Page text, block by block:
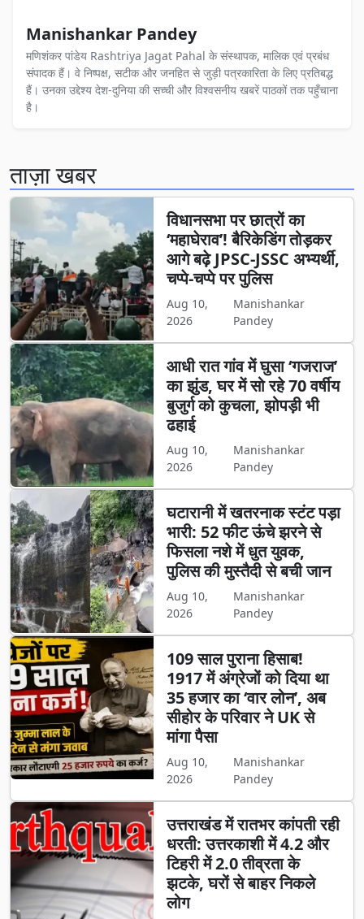
Manishankar Pandey
मणिशंकर पांडेय Rashtriya Jagat Pahal के संस्थापक, मालिक एवं प्रबंध
संपादक हैं। वे निष्पक्ष, सटीक और जनहित से जुड़ी पत्रकारिता के लिए प्रतिबद्ध
हैं। उनका उद्देश्य देश-दुनिया की सच्ची और विश्वसनीय खबरें पाठकों तक पहुँचाना
है।
ताज़ा खबर
विधानसभा पर छात्रों का
‘महाघेराव’! बैरिकेडिंग तोड़कर
आगे बढ़े JPSC-JSSC अभ्यर्थी,
चप्पे-चप्पे पर पुलिस
Aug 10,
2026
Manishankar
Pandey
आधी रात गांव में घुसा ‘गजराज’
का झुंड, घर में सो रहे 70 वर्षीय
बुजुर्ग को कुचला, झोपड़ी भी
ढहाई
Aug 10,
2026
Manishankar
Pandey
घटारानी में खतरनाक स्टंट पड़ा
भारी: 52 फीट ऊंचे झरने से
फिसला नशे में धुत युवक,
पुलिस की मुस्तैदी से बची जान
Aug 10,
2026
Manishankar
Pandey
109 साल पुराना हिसाब!
1917 में अंग्रेजों को दिया था
35 हजार का ‘वार लोन’, अब
सीहोर के परिवार ने UK से
मांगा पैसा
Aug 10,
2026
Manishankar
Pandey
उत्तराखंड में रातभर कांपती रही
धरती: उत्तरकाशी में 4.2 और
टिहरी में 2.0 तीव्रता के
झटके, घरों से बाहर निकले
लोग